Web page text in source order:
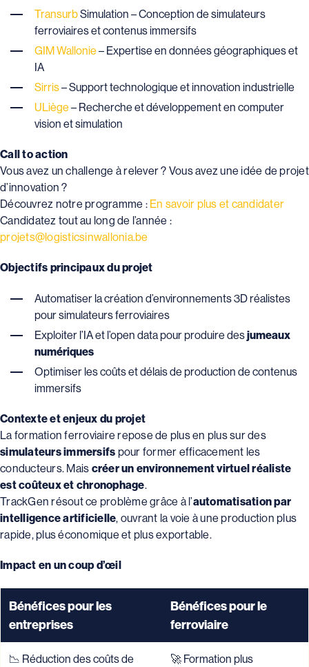
TransurbSimulation – Conception de simulateurs
ferroviaires et contenus immersifs
GIM Wallonie– Expertise en données géographiques et
IA
Sirris– Support technologique et innovation industrielle
ULiège– Recherche et développement en computer
vision et simulation
Call to action
Vous avez un challenge à relever ? Vous avez une idée de projet
d’innovation ?
Découvrez notre programme : En savoir plus et candidater
Candidatez tout au long de l’année :
projets@logisticsinwallonia.be
Objectifs principaux du projet
Automatiser la création d’environnements 3D réalistes
pour simulateurs ferroviaires
Exploiter l’IA et l’open data pour produire desjumeaux
numériques
Optimiser les coûts et délais de production de contenus
immersifs
Contexte et enjeux du projet
La formation ferroviaire repose de plus en plus sur des
simulateurs immersifs pour former efficacement les
conducteurs. Mais créer un environnement virtuel réaliste
est coûteux et chronophage.
TrackGen résout ce problème grâce à l’automatisation par
intelligence artificielle, ouvrant la voie à une production plus
rapide, plus économique et plus exportable.
Impact en un coup d’œil
Bénéfices pour les
entreprises
Bénéfices pour le
ferroviaire
📉 Réduction des coûts de
🚀 Formation plus